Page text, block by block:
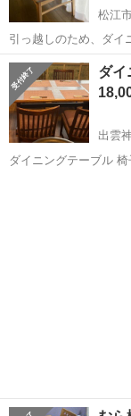
松江
引っ越しのため、ダイ
しております。 サイズは以下のとおりです。 ダイニングテーブル（1
つ）：長さ×幅×高さ
幅×...
島根 松江市
ダイ
出雲
ダイニングテーブル